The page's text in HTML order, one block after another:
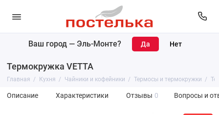
Ваш город — Эль-Монте?
Термокружка VETTA
Главная Кухня Чайники и кофейники Термосы и термокружки
Описание Характеристики Отзывы 0 Вопросы и